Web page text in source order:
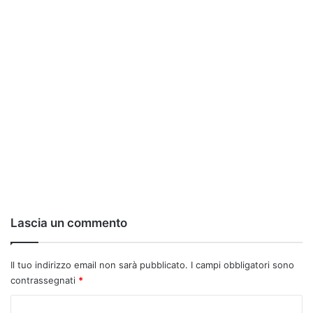
Lascia un commento
Il tuo indirizzo email non sarà pubblicato. I campi obbligatori sono
contrassegnati *